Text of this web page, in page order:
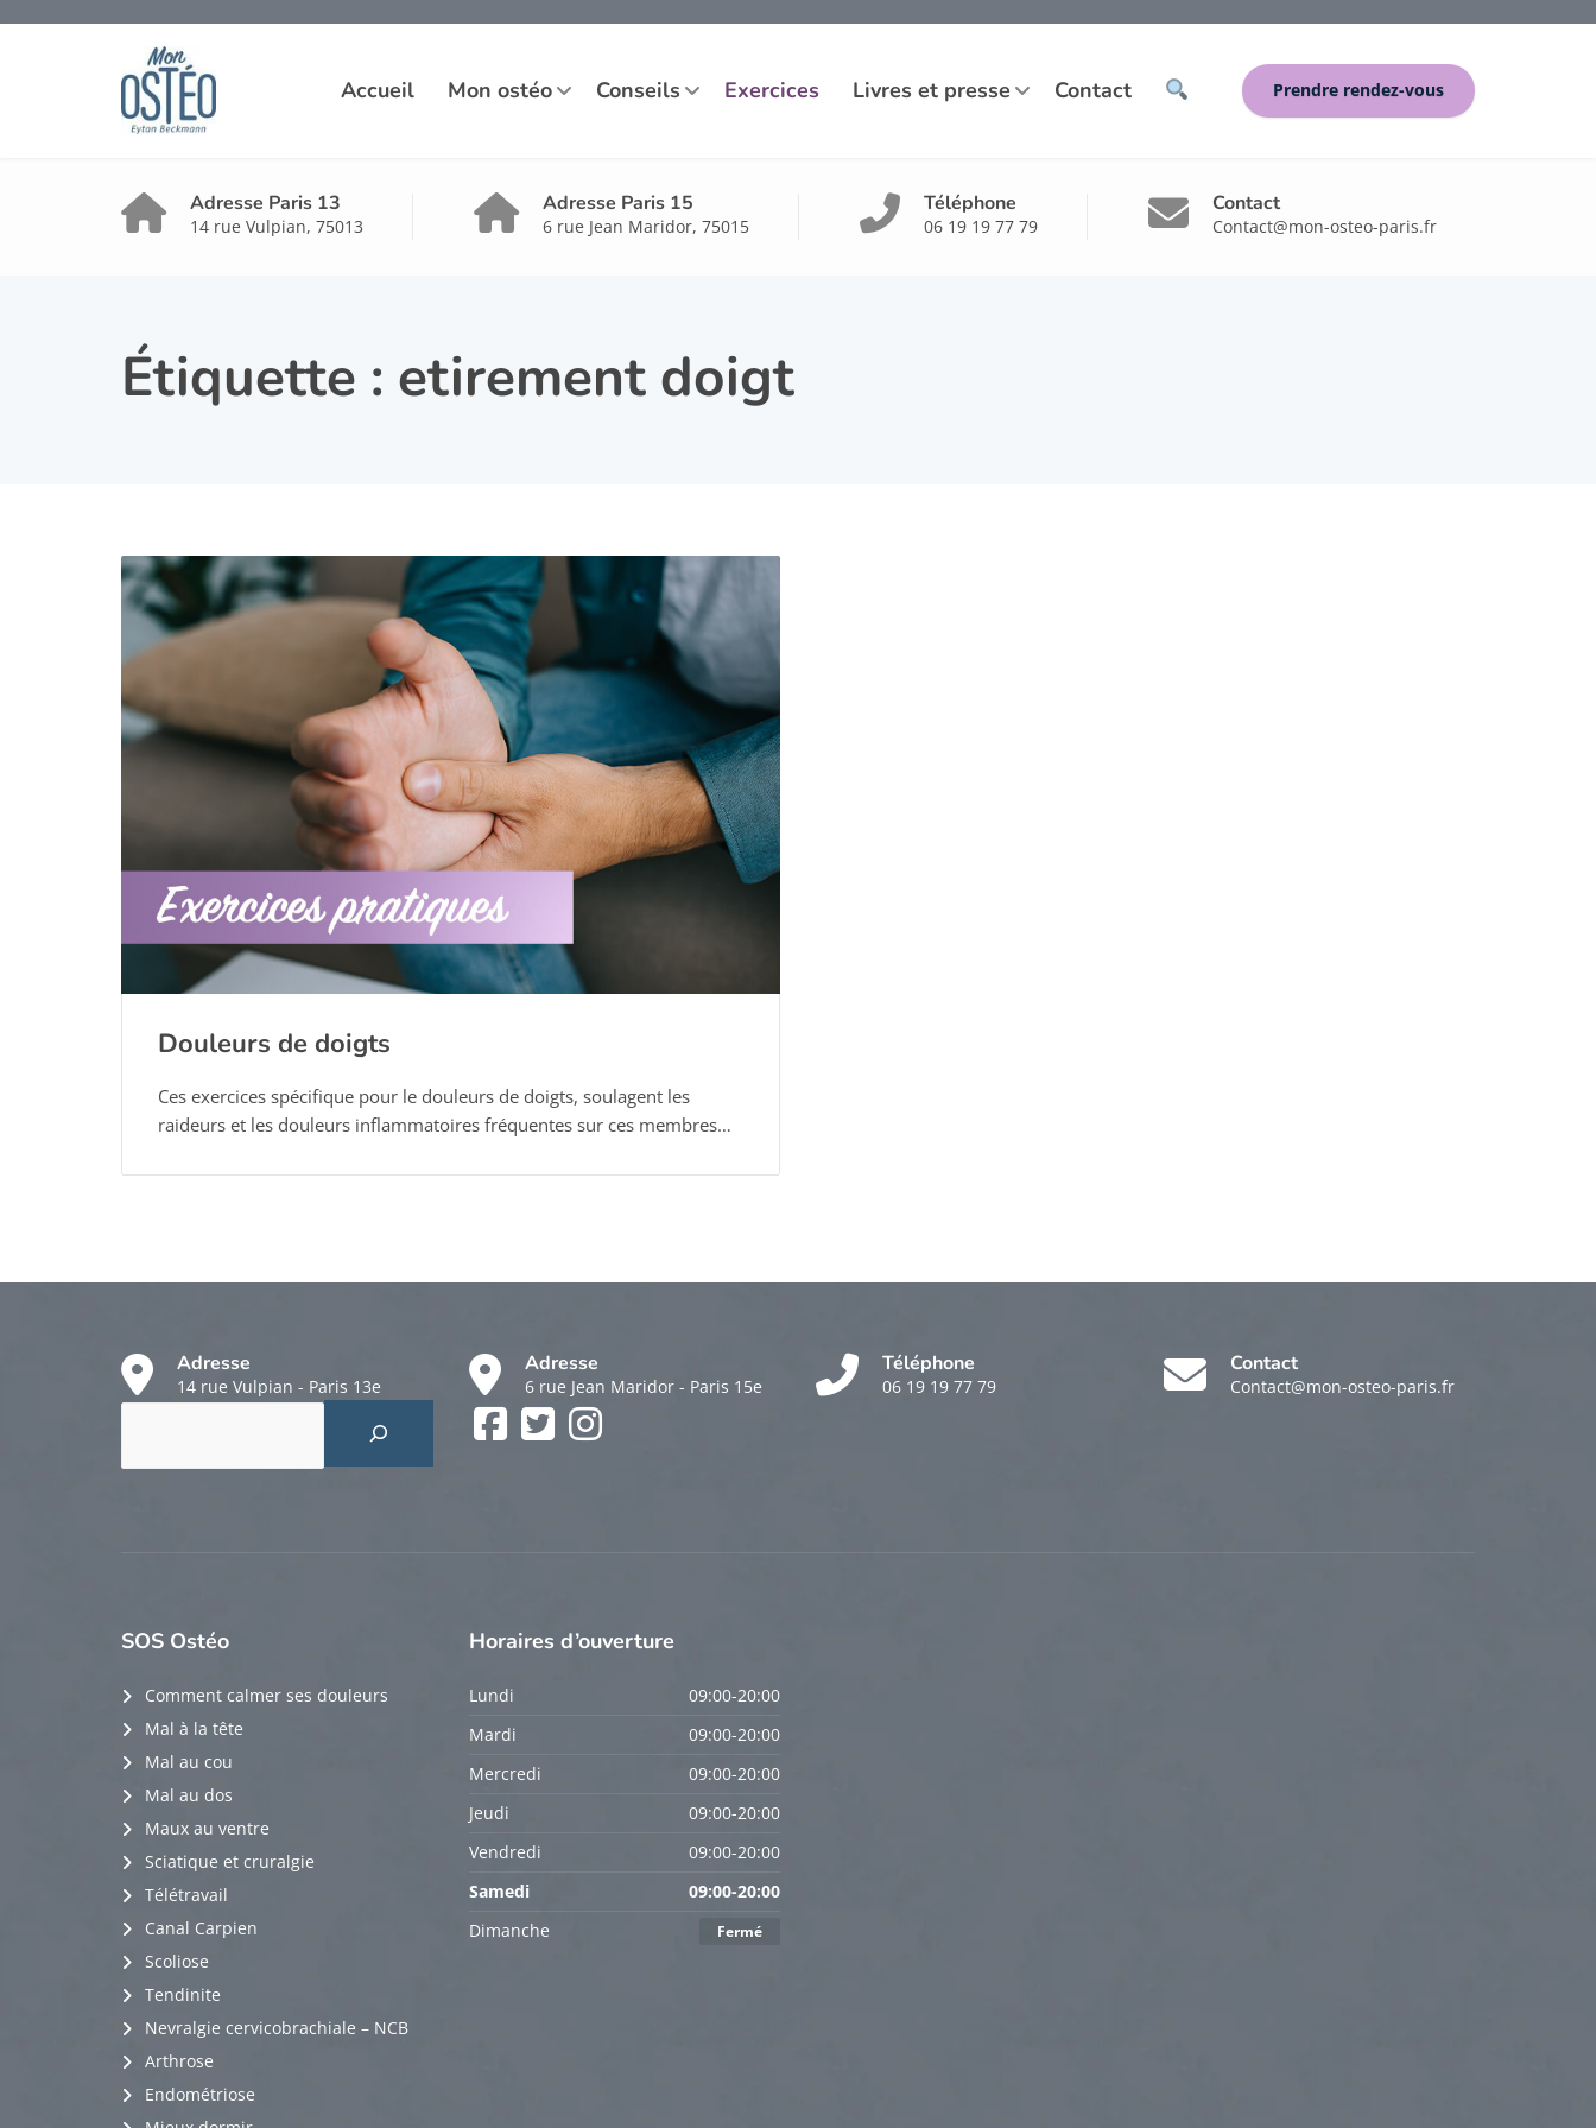
Accueil Mon ostéo Conseils Exercices Livres et presse Contact Prendre rendez-vous
Adresse Paris 13
14 rue Vulpian, 75013
Adresse Paris 15
6 rue Jean Maridor, 75015
Téléphone
06 19 19 77 79
Contact
Contact@mon-osteo-paris.fr
Étiquette : etirement doigt
Douleurs de doigts
Ces exercices spécifique pour le douleurs de doigts, soulagent les
raideurs et les douleurs inflammatoires fréquentes sur ces membres…
Adresse
14 rue Vulpian - Paris 13e
Adresse
6 rue Jean Maridor - Paris 15e
Téléphone
06 19 19 77 79
Contact
Contact@mon-osteo-paris.fr
Facebook
SOS Ostéo
Comment calmer ses douleurs
Mal à la tête
Mal au cou
Mal au dos
Maux au ventre
Sciatique et cruralgie
Télétravail
Canal Carpien
Scoliose
Tendinite
Nevralgie cervicobrachiale – NCB
Arthrose
Endométriose
Horaires d’ouverture
Lundi
09:00-20:00
Mardi
09:00-20:00
Mercredi
09:00-20:00
Jeudi
09:00-20:00
Vendredi
09:00-20:00
Samedi
09:00-20:00
Dimanche
Fermé